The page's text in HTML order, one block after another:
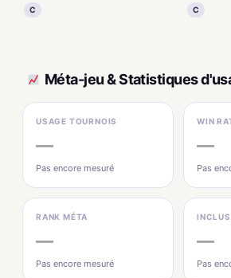
C C
Méta-jeu & Statistiques
USAGE TOURNOIS
—
Pas encore mesuré
WIN
—
Pas
RANK MÉTA
—
Pas encore mesuré
—
Pas